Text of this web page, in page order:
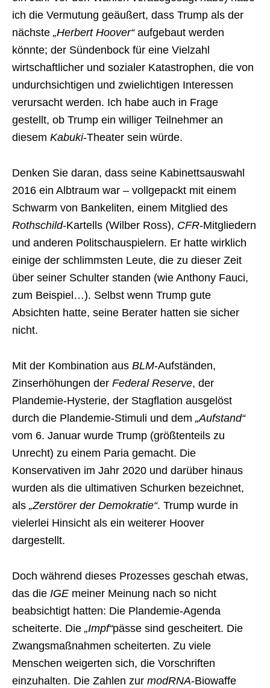
ich die Vermutung geäußert, dass Trump als der
nächste „Herbert Hoover“aufgebaut werden
könnte; der Sündenbock für eine Vielzahl
wirtschaftlicher und sozialer Katastrophen, die von
undurchsichtigen und zwielichtigen Interessen
verursacht werden. Ich habe auch in Frage
gestellt, ob Trump ein williger Teilnehmer an
diesem Kabuki-Theater sein würde.
Denken Sie daran, dass seine Kabinettsauswahl
2016 ein Albtraum war – vollgepackt mit einem
Schwarm von Bankeliten, einem Mitglied des
Rothschild-Kartells (Wilber Ross), CFR-Mitgliedern
und anderen Politschauspielern. Er hatte wirklich
einige der schlimmsten Leute, die zu dieser Zeit
über seiner Schulter standen (wie Anthony Fauci,
zum Beispiel…). Selbst wenn Trump gute
Absichten hatte, seine Berater hatten sie sicher
nicht.
Mit der Kombination aus BLM-Aufständen,
Zinserhöhungen der Federal Reserve, der
Plandemie-Hysterie, der Stagflation ausgelöst
durch die Plandemie-Stimuli und dem „Aufstand“
vom 6. Januar wurde Trump (größtenteils zu
Unrecht) zu einem Paria gemacht. Die
Konservativen im Jahr 2020 und darüber hinaus
wurden als die ultimativen Schurken bezeichnet,
als „Zerstörer der Demokratie“. Trump wurde in
vielerlei Hinsicht als ein weiterer Hoover
dargestellt.
Doch während dieses Prozesses geschah etwas,
das die IGE meiner Meinung nach so nicht
beabsichtigt hatten: Die Plandemie-Agenda
scheiterte. Die „Impf“pässe sind gescheitert. Die
Zwangsmaßnahmen scheiterten. Zu viele
Menschen weigerten sich, die Vorschriften
einzuhalten. Die Zahlen zur modRNA-Biowaffe